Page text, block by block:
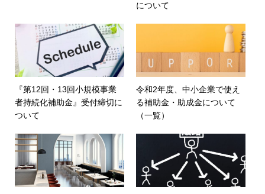
について
『第12回・13回小規模事業
者持続化補助金』受付締切に
ついて
令和2年度、中小企業で使え
る補助金・助成金について
（一覧）